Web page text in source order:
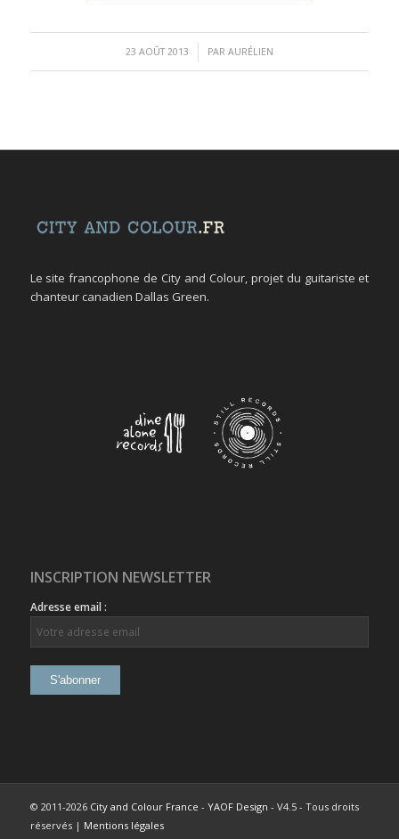
23 AOÛT 2013
/ PAR AURÉLIEN
Le site francophone de City and Colour, projet du guitariste et
chanteur canadien Dallas Green.
INSCRIPTION NEWSLETTER
Adresse email :
© 2011-2026 City and Colour France - YAOF Design - V4.5 - Tous droits
réservés | Mentions légales